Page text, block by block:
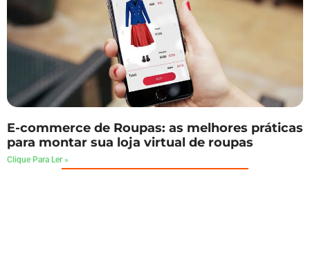
E-commerce de Roupas: as melhores práticas
para montar sua loja virtual de roupas
Clique Para Ler »